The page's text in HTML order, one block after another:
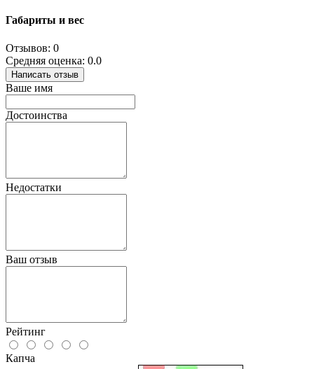
Габариты и вес
Отзывов: 0
Средняя оценка: 0.0
Написать отзыв
Ваше имя
Достоинства
Недостатки
Ваш отзыв
Рейтинг
Капча